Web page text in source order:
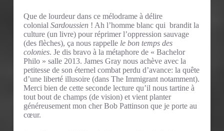
Que de lourdeur dans ce mélodrame à délire
colonial Sardoussien! Ah l’homme blanc qui brandit la
culture (un livre) pour réprimer l’oppression sauvage
(des flèches), ça nous rappelle le bon temps des
colonies. Je dis bravo à la métaphore de « Bachelor
Philo » salle 2013. James Gray nous achève avec la
petitesse de son éternel combat perdu d’avance: la quête
d’une liberté illusoire (dans The Immigrant notamment).
Merci bien de cette seconde lecture qu’il nous tartine à
tout bout de champs (de vision) et vient planter
généreusement mon cher Bob Pattinson que je porte au
cœur.